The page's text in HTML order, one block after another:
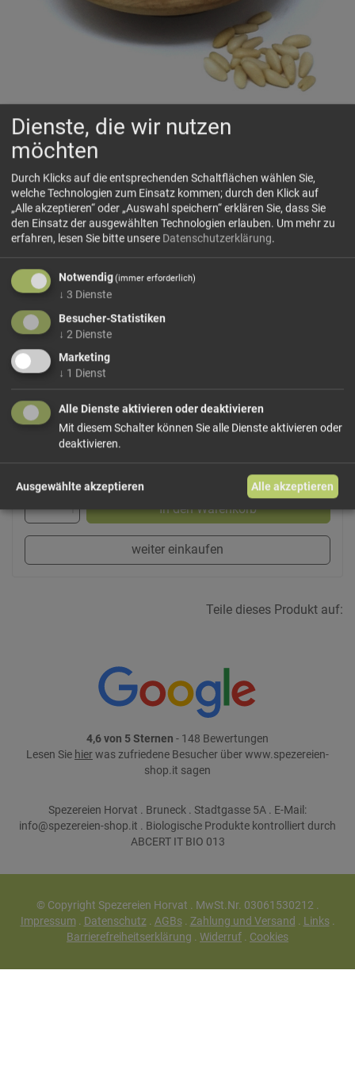
Pinienkerne Extra 'Mediteranee' Natur
🌿Zart, hell und feinharzig – mediterrane Eleganz in ihrer
🗺 Herkunft
Mittelmeerraum – typischerweise aus Italien, Spanien oder
der Türkei, wo die Edelkiefern in wildreichen Regionen
mehr Infos +
Dieses Produkt führen wir lose.
In den Warenkorb
weiter einkaufen
Teile dieses Produkt auf:
4,6 von 5 Sternen - 148 Bewertungen
Lesen Sie hierwas zufriedene Besucher über www.spezereien-
shop.it sagen
Spezereien Horvat . Bruneck . Stadtgasse 5A . E-Mail:
info@spezereien-shop.it . Biologische Produkte kontrolliert durch
ABCERT IT BIO 013
© Copyright Spezereien Horvat . MwSt.Nr. 03061530212 .
Impressum. Datenschutz. AGBs. Zahlung und Versand . Links.
Barrierefreiheitserklärung . Widerruf . Cookies
Dienste, die wir nutzen
möchten
Durch Klicks auf die entsprechenden Schaltflächen wählen Sie,
welche Technologien zum Einsatz kommen; durch den Klick auf
„Alle akzeptieren“ oder „Auswahl speichern“ erklären Sie, dass Sie
den Einsatz der ausgewählten Technologien erlauben. Um mehr zu
erfahren, lesen Sie bitte unsere Datenschutzerklärung.
Notwendig(immer erforderlich)
↓ 3 Dienste
Besucher-Statistiken
↓ 2 Dienste
Marketing
↓ 1 Dienst
Alle Dienste aktivieren oder deaktivieren
Mit diesem Schalter können Sie alle Dienste aktivieren oder
deaktivieren.
Ausgewählte akzeptieren Alle akzeptieren